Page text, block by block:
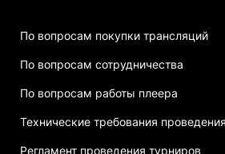
По вопросам покупки трансляций
По вопросам сотрудничества
По вопросам работы плеера
Технические требования
Регламент проведения турниров